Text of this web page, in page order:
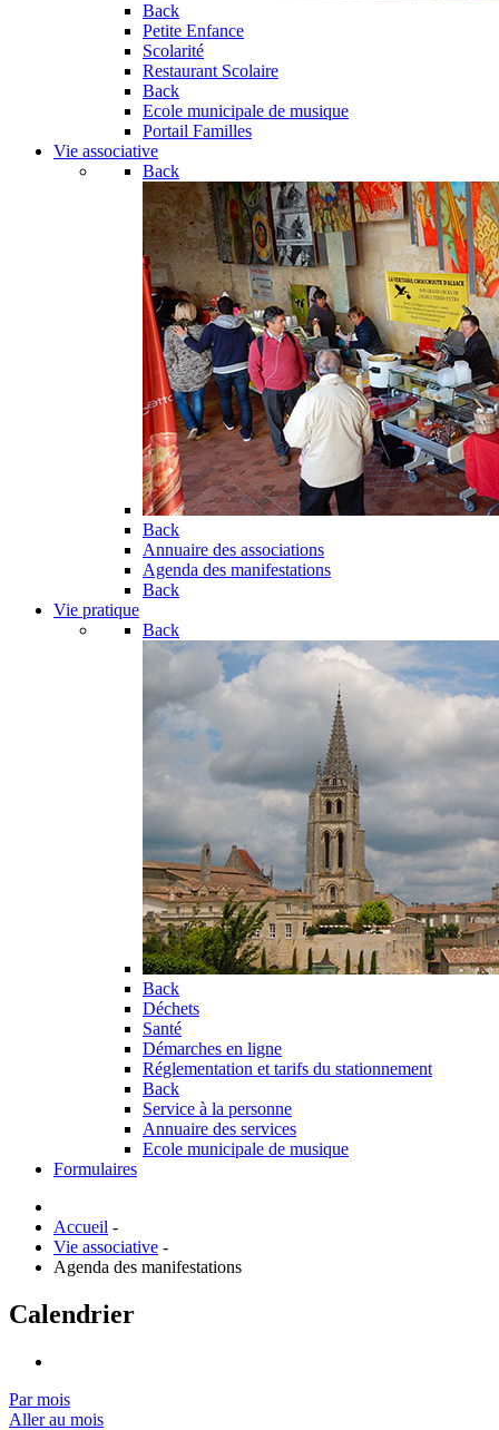
Back
Petite Enfance
Scolarité
Restaurant Scolaire
Back
Ecole municipale de musique
Portail Familles
Vie associative
Back
Back
Annuaire des associations
Agenda des manifestations
Back
Vie pratique
Back
Back
Déchets
Santé
Démarches en ligne
Réglementation et tarifs du stationnement
Back
Service à la personne
Annuaire des services
Ecole municipale de musique
Formulaires
Accueil -
Vie associative -
Agenda des manifestations
Calendrier
Par mois
Aller au mois